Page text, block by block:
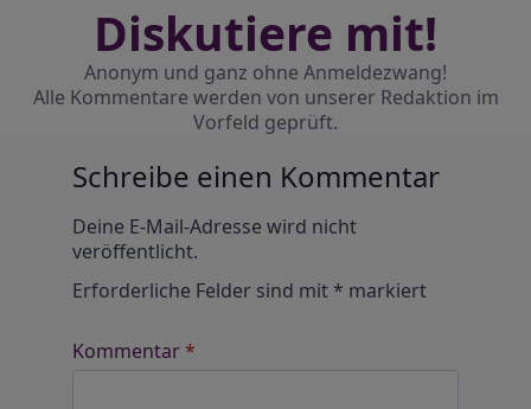
Diskutiere mit!
Anonym und ganz ohne Anmeldezwang!
Alle Kommentare werden von unserer Redaktion im
Vorfeld geprüft.
Schreibe einen Kommentar
Deine E-Mail-Adresse wird nicht
veröffentlicht.
Erforderliche Felder sind mit* markiert
Kommentar*